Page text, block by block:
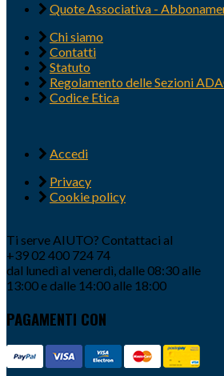
Quote Associativa -
Chi siamo
Contatti
Statuto
Regolamento delle Sezioni
Codice Etica
Accedi
Privacy
Cookie policy
Ti serve AIUTO? Contattaci al
+39 02 400 724 74
dal lunedì al venerdì, dalle 08:30 alle
13:00 e dalle 14:00 alle 18:00
PAGAMENTI CON